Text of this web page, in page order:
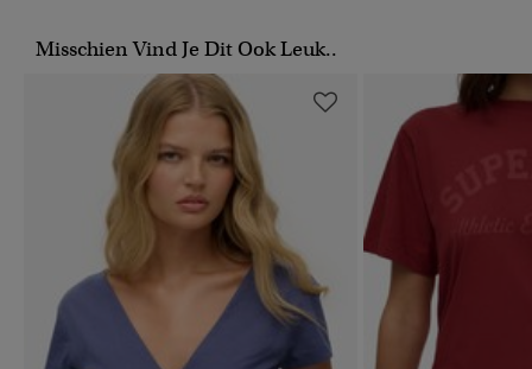
Misschien Vind Je Dit Ook Leuk..